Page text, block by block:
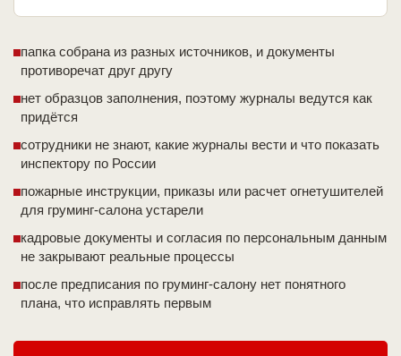
папка собрана из разных источников, и документы
противоречат друг другу
нет образцов заполнения, поэтому журналы ведутся как
придётся
сотрудники не знают, какие журналы вести и что показать
инспектору по России
пожарные инструкции, приказы или расчет огнетушителей
для груминг-салона устарели
кадровые документы и согласия по персональным данным
не закрывают реальные процессы
после предписания по груминг-салону нет понятного
плана, что исправлять первым